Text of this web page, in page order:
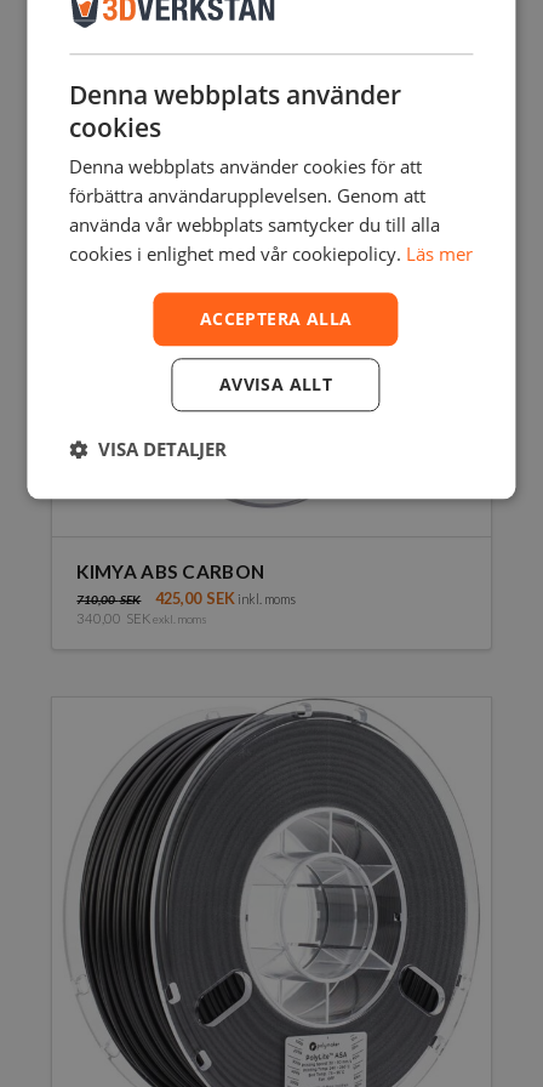
412,00SEK –1544,00SEKexkl. moms
produkten
flera
varianter.
De
kan
produktsidan
Rea!
KIMYA ABS CARBON
710,00SEK 425,00 SEK inkl. moms
340,00 SEK exkl. moms
Denna webbplats använder
cookies
Denna webbplats använder cookies för att
förbättra användarupplevelsen. Genom att
använda vår webbplats samtycker du till alla
cookies i enlighet med vår cookiepolicy. Läs mer
ACCEPTERA ALLA
AVVISA ALLT
VISA DETALJER